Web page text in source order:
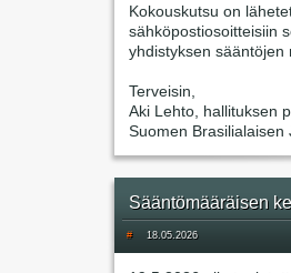
Kokouskutsu on
sähköpostiosoitteisiin
yhdistyksen sääntöjen
Terveisin,
Aki Lehto, hallituksen
Suomen Brasilialaisen
Sääntömääräisen
# 18.05.2026